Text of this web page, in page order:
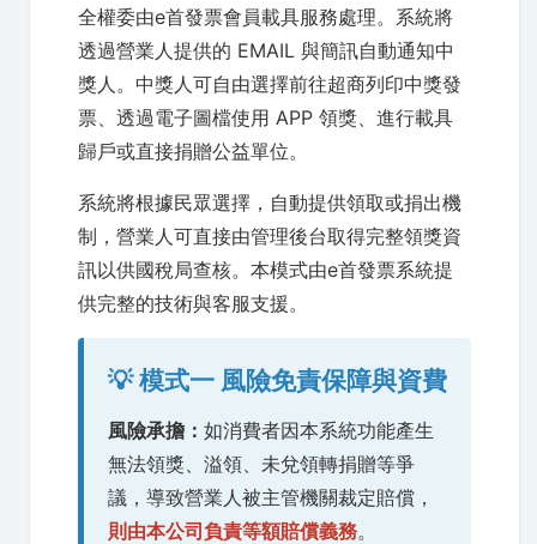
全權委由e首發票會員載具服務處理。系統將
透過營業人提供的 EMAIL 與簡訊自動通知中
獎人。中獎人可自由選擇前往超商列印中獎發
票、透過電子圖檔使用 APP 領獎、進行載具
歸戶或直接捐贈公益單位。
系統將根據民眾選擇，自動提供領取或捐出機
制，營業人可直接由管理後台取得完整領獎資
訊以供國稅局查核。本模式由e首發票系統提
供完整的技術與客服支援。
💡 模式一 風險免責保障與資費
風險承擔： 如消費者因本系統功能產生
無法領獎、溢領、未兌領轉捐贈等爭
議，導致營業人被主管機關裁定賠償，
則由本公司負責等額賠償義務。